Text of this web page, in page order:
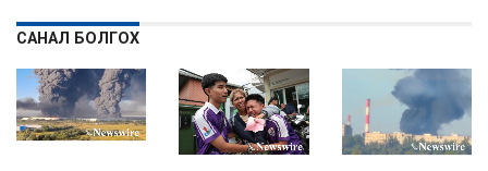
САНАЛ БОЛГОХ